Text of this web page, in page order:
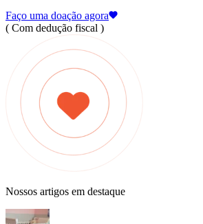
Faço uma doação agora
( Com dedução fiscal )
Nossos artigos em destaque